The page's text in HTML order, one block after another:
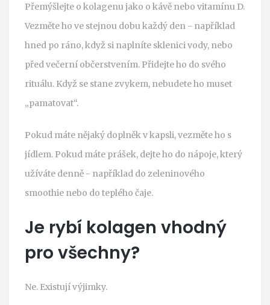
Přemýšlejte o kolagenu jako o kávě nebo vitamínu D.
Vezměte ho ve stejnou dobu každý den - například
hned po ráno, když si naplníte sklenici vody, nebo
před večerní občerstvením. Přidejte ho do svého
rituálu. Když se stane zvykem, nebudete ho muset
„pamatovat“.
Pokud máte nějaký doplněk v kapsli, vezměte ho s
jídlem. Pokud máte prášek, dejte ho do nápoje, který
užíváte denně - například do zeleninového
smoothie nebo do teplého čaje.
Je rybí kolagen vhodný
pro všechny?
Ne. Existují výjimky.